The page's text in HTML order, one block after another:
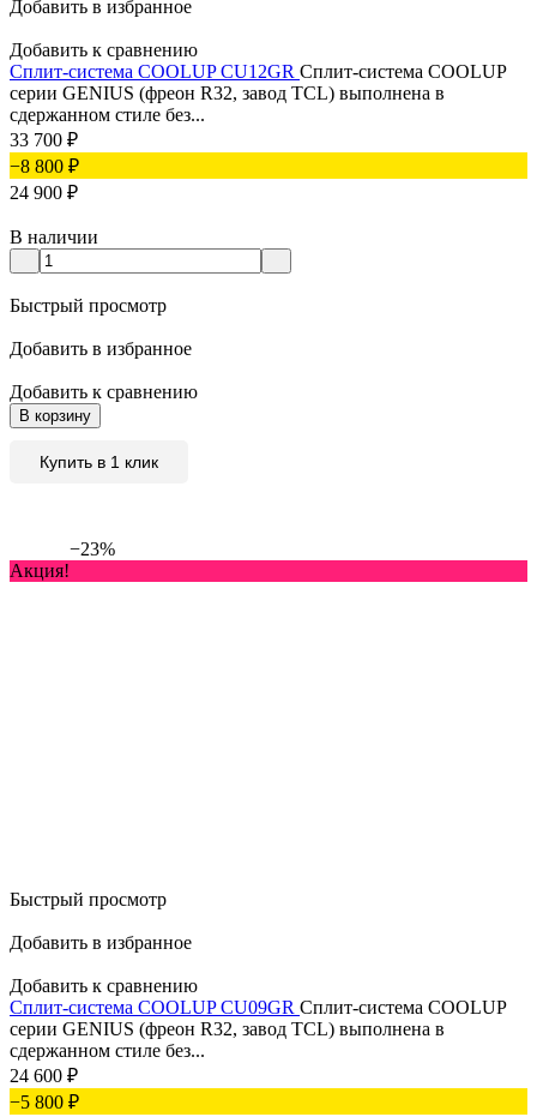
Добавить в избранное
Добавить к сравнению
Сплит-система COOLUP CU12GR Сплит-система COOLUP
серии GENIUS (фреон R32, завод TCL) выполнена в
сдержанном стиле без...
33 700 ₽
−8 800 ₽
24 900 ₽
В наличии
Быстрый просмотр
Добавить в избранное
Добавить к сравнению
В корзину
Купить в 1 клик
−23%
Акция!
Быстрый просмотр
Добавить в избранное
Добавить к сравнению
Сплит-система COOLUP CU09GR Сплит-система COOLUP
серии GENIUS (фреон R32, завод TCL) выполнена в
сдержанном стиле без...
24 600 ₽
−5 800 ₽